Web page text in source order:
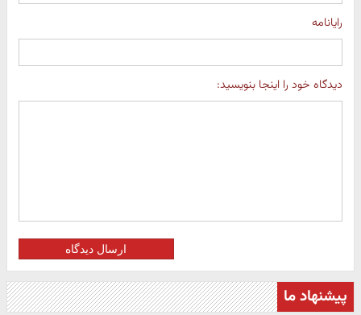
رایانامه
دیدگاه خود را اینجا بنویسید:
ارسال دیدگاه
پیشنهاد ما